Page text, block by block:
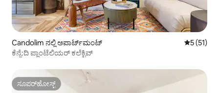
Candolim ನಲ್ಲಿ ಅಪಾರ್ಟ್‌ಮಂಟ್ 5 ರಲ್ಲಿ 5
5 (51)
ಕೆನ್ನೆ:ದಿ ಪ್ಲಾಂಟೆಲಿಯರ್ ಕಲೆಕ್ಟಿವ್
ಸೂಪರ್‌ಹೋಸ್ಟ್
ಸೂಪರ್‌ಹೋಸ್ಟ್